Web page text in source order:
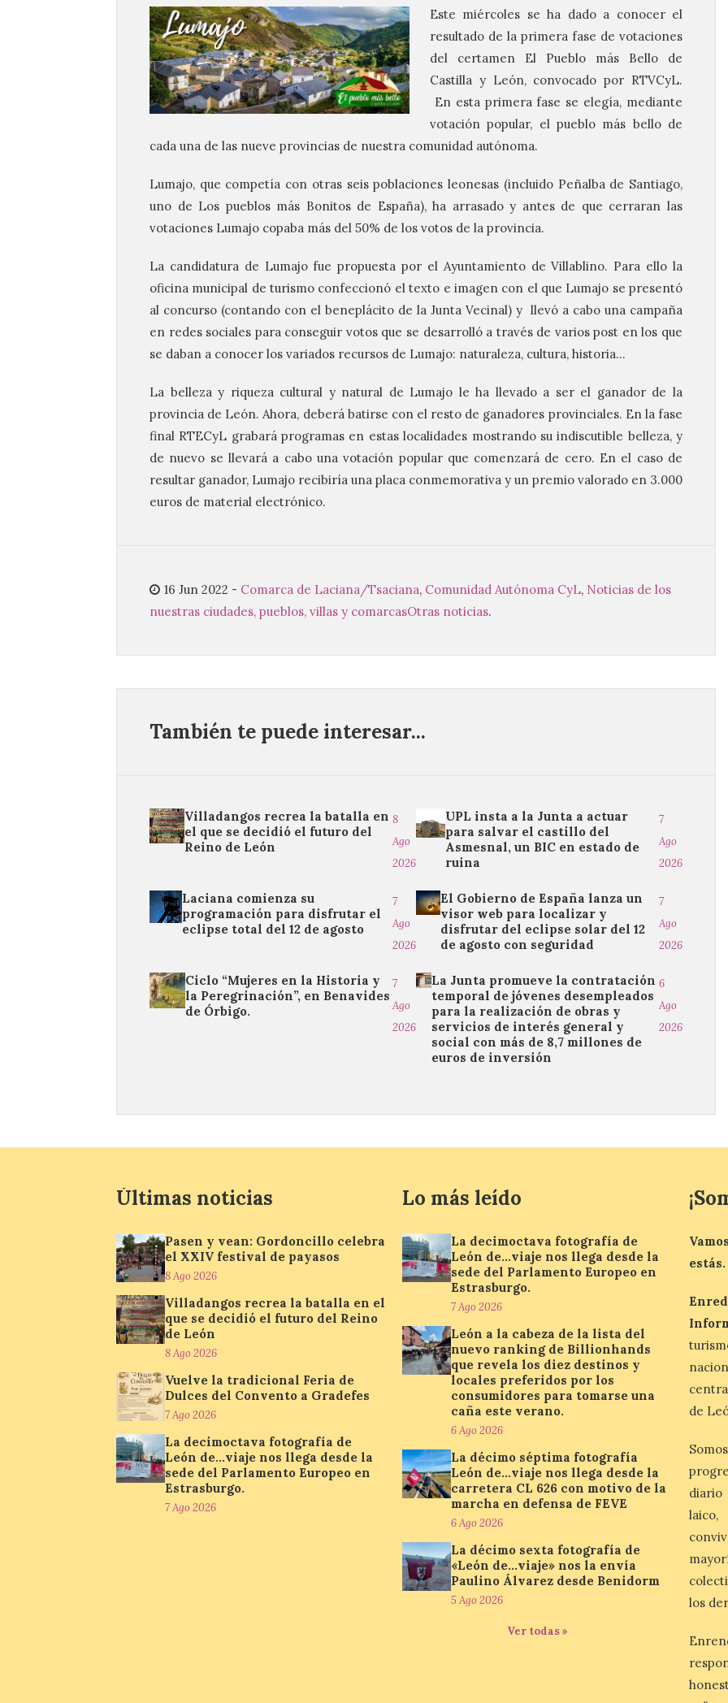
Este miércoles se ha dado a conocer el
resultado de la primera fase de votaciones
del certamen El Pueblo más Bello de
Castilla y León, convocado por RTVCyL.
En esta primera fase se elegía, mediante
votación popular, el pueblo más bello de
cada una de las nueve provincias de nuestra comunidad autónoma.
Lumajo, que competía con otras seis poblaciones leonesas (incluido Peñalba de Santiago,
uno de Los pueblos más Bonitos de España), ha arrasado y antes de que cerraran las
votaciones Lumajo copaba más del 50% de los votos de la provincia.
La candidatura de Lumajo fue propuesta por el Ayuntamiento de Villablino. Para ello la
oficina municipal de turismo confeccionó el texto e imagen con el que Lumajo se presentó
al concurso (contando con el beneplácito de la Junta Vecinal) y llevó a cabo una campaña
en redes sociales para conseguir votos que se desarrolló a través de varios post en los que
se daban a conocer los variados recursos de Lumajo: naturaleza, cultura, historia…
La belleza y riqueza cultural y natural de Lumajo le ha llevado a ser el ganador de la
provincia de León. Ahora, deberá batirse con el resto de ganadores provinciales. En la fase
final RTECyL grabará programas en estas localidades mostrando su indiscutible belleza, y
de nuevo se llevará a cabo una votación popular que comenzará de cero. En el caso de
resultar ganador, Lumajo recibiría una placa conmemorativa y un premio valorado en 3.000
euros de material electrónico.
16 Jun 2022 - Comarca de Laciana/Tsaciana, Comunidad Autónoma CyL, Noticias de los
nuestras ciudades, pueblos, villas y comarcasOtras noticias.
También te puede interesar...
Villadangos recrea la batalla en
el que se decidió el futuro del
Reino de León
8
Ago
2026
UPL insta a la Junta a actuar
para salvar el castillo del
Asmesnal, un BIC en estado de
ruina
7
Ago
2026
Laciana comienza su
programación para disfrutar el
eclipse total del 12 de agosto
7
Ago
2026
El Gobierno de España lanza un
visor web para localizar y
disfrutar del eclipse solar del 12
de agosto con seguridad
7
Ago
2026
Ciclo “Mujeres en la Historia y
la Peregrinación”, en Benavides
de Órbigo.
7
Ago
2026
La Junta promueve la contratación
temporal de jóvenes desempleados
para la realización de obras y
servicios de interés general y
social con más de 8,7 millones de
euros de inversión
6
Ago
2026
Últimas noticias
Pasen y vean: Gordoncillo celebra
el XXIV festival de payasos
8 Ago 2026
Villadangos recrea la batalla en el
que se decidió el futuro del Reino
de León
8 Ago 2026
Vuelve la tradicional Feria de
Dulces del Convento a Gradefes
7 Ago 2026
La decimoctava fotografía de
León de…viaje nos llega desde la
sede del Parlamento Europeo en
Estrasburgo.
7 Ago 2026
Lo más leído
La decimoctava fotografía de
León de…viaje nos llega desde la
sede del Parlamento Europeo en
Estrasburgo.
7 Ago 2026
León a la cabeza de la lista del
nuevo ranking de Billionhands
que revela los diez destinos y
locales preferidos por los
consumidores para tomarse una
caña este verano.
6 Ago 2026
La décimo séptima fotografía
León de…viaje nos llega desde la
carretera CL 626 con motivo de la
marcha en defensa de FEVE
6 Ago 2026
La décimo sexta fotografía de
«León de…viaje» nos la envía
Paulino Álvarez desde Benidorm
5 Ago 2026
Ver todas »
estás.
de
diario
los